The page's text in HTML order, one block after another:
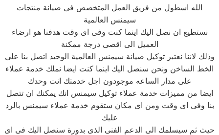
الله اسطول من فريق العمل المتخصص فى صيانة منتجات
سيمنس العالمية
نستطيع ان نصل اليك اينما كنت وفى اى وقت هدفنا هو ارضاء
العميل الى اقصى درجة ممكنة
وذلك لاننا نعتبر توكيل صيانة سيمنس العالمية الوحيد اتصل بنا على
الخط الساخن ونحن سنصل اليك اينما كنت ايضا نملك خدمة عملاء
على مدار الساعه موجودون اجل خدمتك انت وحدك
ايضا من مميزات خدمة عملاء توكيل سيمنس انك يمكنك ان تتصل
بنا وفى اى وقت ومن اى مكان ستقوم خدمة عملاء سيمنس بالرد
عليك
حيث ثم سيسلمك الى الدعم الفنى الذى بدورة سنصل اليك فى اى